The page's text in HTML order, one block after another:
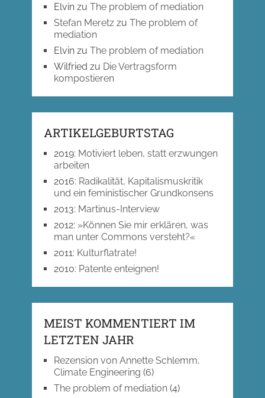
Elvinzu The problem of mediation
Stefan Meretzzu The problem of
mediation
Elvinzu The problem of mediation
Wilfried zu Die Vertragsform
kompostieren
ARTIKELGEBURTSTAG
2019: Motiviert leben, statt erzwungen
arbeiten
2016: Radikalität, Kapitalismuskritik
und ein feministischer Grundkonsens
2013: Martinus-Interview
2012: »Können Sie mir erklären, was
man unter Commons versteht?«
2011: Kulturflatrate!
2010: Patente enteignen!
MEIST KOMMENTIERT IM
LETZTEN JAHR
Rezension von Annette Schlemm,
Climate Engineering (6)
The problem of mediation(4)